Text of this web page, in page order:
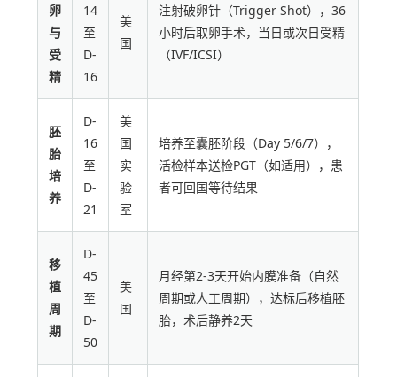
卵
与
受
精
14
至
D-
16
美
国
注射破卵针（Trigger Shot），36
小时后取卵手术，当日或次日受精
（IVF/ICSI）
胚
胎
培
养
D-
16
至
D-
21
美
国
实
验
室
培养至囊胚阶段（Day 5/6/7），
活检样本送检PGT（如适用），患
者可回国等待结果
移
植
周
期
D-
45
至
D-
50
美
国
月经第2-3天开始内膜准备（自然
周期或人工周期），达标后移植胚
胎，术后静养2天